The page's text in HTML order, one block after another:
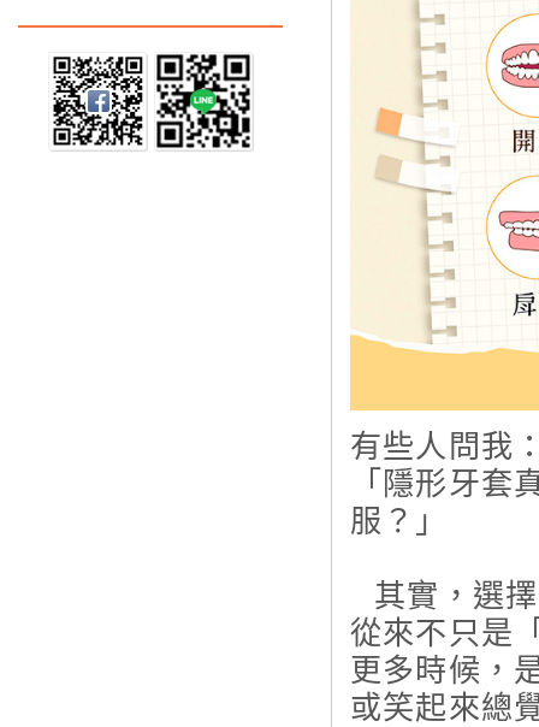
有些人問我
「隱形牙套
服？」
⠀其實，選
從來不只是
更多時候，
或笑起來總